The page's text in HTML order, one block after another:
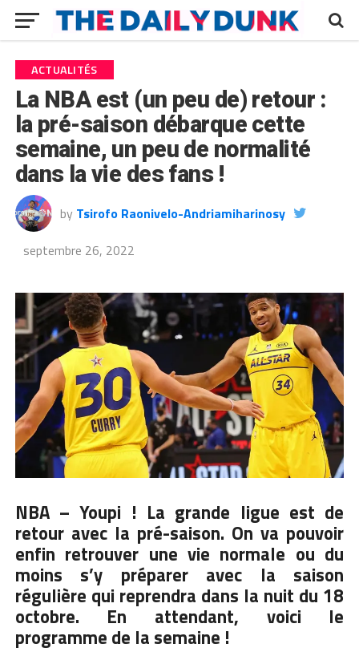
ACTUALITÉS
La NBA est (un peu de) retour :
la pré-saison débarque cette
semaine, un peu de normalité
dans la vie des fans !
by Tsirofo Raonivelo-Andriamiharinosy
septembre 26, 2022
NBA – Youpi ! La grande ligue est de
retour avec la pré-saison. On va pouvoir
enfin retrouver une vie normale ou du
moins s’y préparer avec la saison
régulière qui reprendra dans la nuit du 18
octobre. En attendant, voici le
programme de la semaine !